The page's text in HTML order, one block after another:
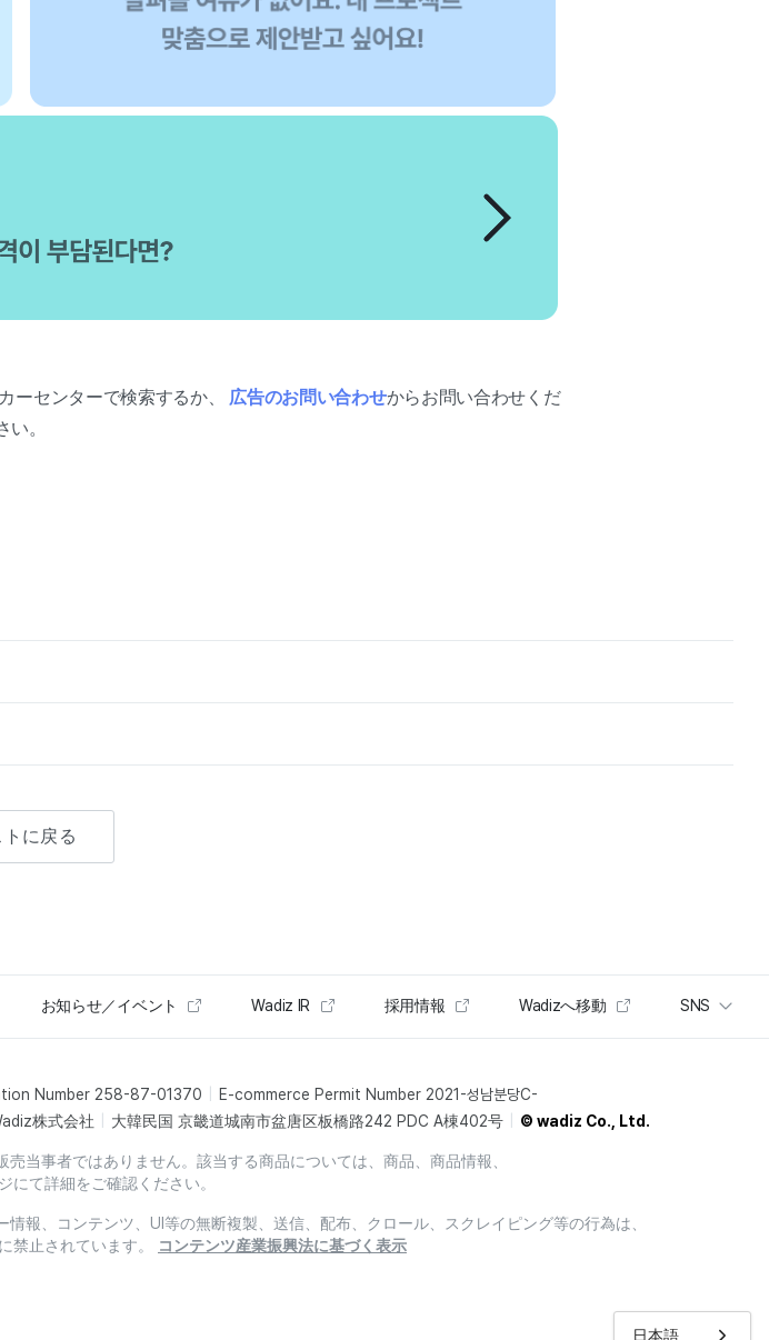
日本語
ーセンターで検索するか、 広告のお問い合わせからお問い合わせくだ
い。
トに戻る
お知らせ／イベント Wadiz IR 採用情報 Wadizへ移動 SNS
Number 258-87-01370
E-commerce Permit Number 2021-성남분당C-
株式会社 大韓民国 京畿道城南市盆唐区板橋路242 PDC A棟402号 © wadiz Co., Ltd.
当事者ではありません。該当する商品については、商品、商品情報、
て詳細をご確認ください。
報、コンテンツ、UI等の無断複製、送信、配布、クロール、スクレイピング等の行為は、
禁止されています。
コンテンツ産業振興法に基づく表示